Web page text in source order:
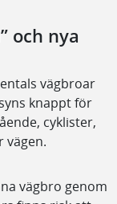
och nya
vägbroar
knappt för
cyklister,
vägen.
vägbro genom